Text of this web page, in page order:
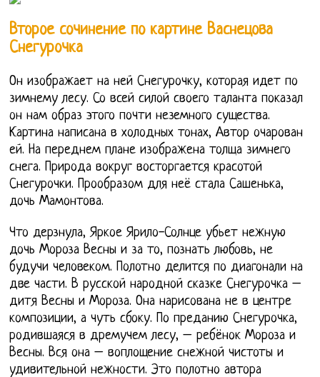
Второе сочинение по картине Васнецова
Снегурочка
Он изображает на ней Снегурочку, которая идет по
зимнему лесу. Со всей силой своего таланта показал
он нам образ этого почти неземного существа.
Картина написана в холодных тонах, Автор очарован
ей. На переднем плане изображена толща зимнего
снега. Природа вокруг восторгается красотой
Снегурочки. Прообразом для неё стала Сашенька,
дочь Мамонтова.
Что дерзнула, Яркое Ярило-Солнце убьет нежную
дочь Мороза Весны и за то, познать любовь, не
будучи человеком. Полотно делится по диагонали на
две части. В русской народной сказке Снегурочка –
дитя Весны и Мороза. Она нарисована не в центре
композиции, а чуть сбоку. По преданию Снегурочка,
родившаяся в дремучем лесу, – ребёнок Мороза и
Весны. Вся она – воплощение снежной чистоты и
удивительной нежности. Это полотно автора